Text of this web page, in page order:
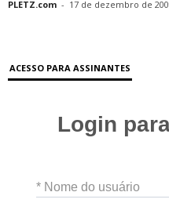
PLETZ.com - 17 de dezembro de
ACESSO PARA ASSINANTES
Login
* Nome do usuário